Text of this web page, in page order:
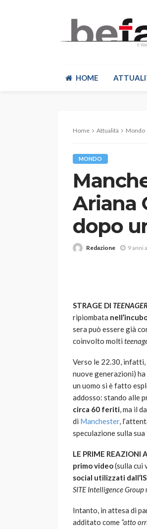
HOME
Home Attualità Mondo
MONDO
Ariana
dopo
Redazione 9 anni
STRAGE DI
ripiombata
sera può essere già
coinvolto molti
Verso le 22.30,
nuove generazioni)
un uomo si è fatto
addosso: stando alle
circa 60 feriti, ma il
di Manchester,
speculazione sulla
LE PRIME REAZIONI
primo video(sulla cui
social utilizzati
SITE Intelligence Group
Intanto, in attesa di
additato come “atto
VARIE